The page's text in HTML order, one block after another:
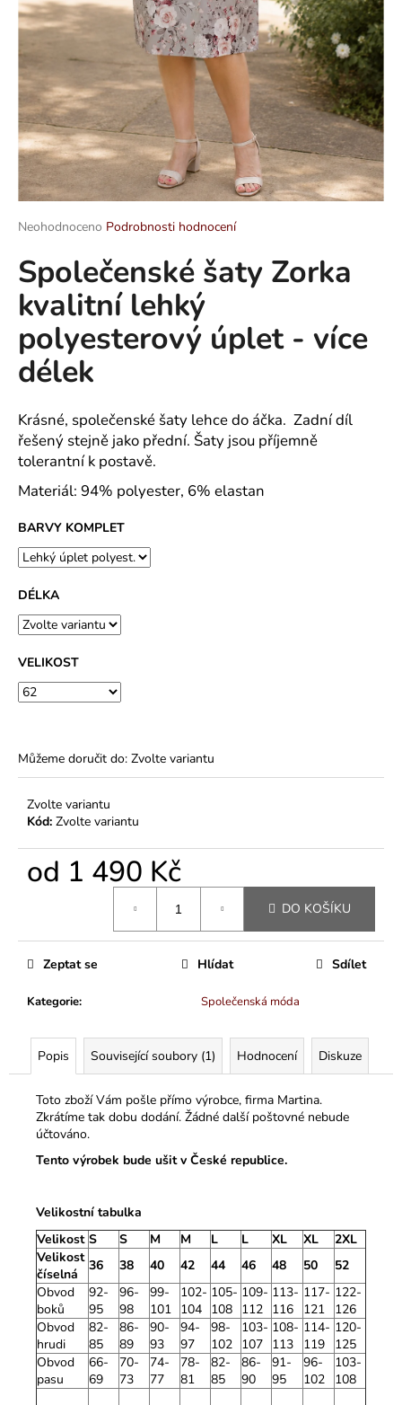
Průměrné
produktu
je
0,0
z
hvězdiček.
Neohodnoceno Podrobnosti hodnocení
Společenské šaty Zorka
kvalitní lehký
polyesterový úplet - více
délek
Krásné, společenské šaty lehce do áčka. Zadní díl
řešený stejně jako přední. Šaty jsou příjemně
tolerantní k postavě.
Materiál: 94% polyester, 6% elastan
BARVY KOMPLET
DÉLKA
VELIKOST
Můžeme doručit do: Zvolte variantu
Zvolte variantu
Kód: Zvolte variantu
od 1 490 Kč
DO KOŠÍKU
Kategorie: Společenská móda
Zeptat se Hlídat Sdílet
Popis Související soubory (1) Hodnocení Diskuze
Toto zboží Vám pošle přímo výrobce, firma Martina.
Zkrátíme tak dobu dodání. Žádné další poštovné nebude
účtováno.
Tento výrobek bude ušit v České republice.
Velikostní tabulka
Velikost S S M M L L XL XL
2XL
Velikost
číselná
36 38 40 42 44 46 48 50
52
Obvod
boků
92-
95
96-
98
99-
101
102-
104
105-
108
109-
112
113-
116
117-
121
122-
126
Obvod
hrudi
82-
85
86-
89
90-
93
94-
97
98-
102
103-
107
108-
113
114-
119
120-
125
Obvod
pasu
66-
69
70-
73
74-
77
78-
81
82-
85
86-
90
91-
95
96-
102
103-
108
a
j
í
t
?
D
o
o
r
u
u
j
e
m
e
NAŽEHLOVAČKA
DOPRAVNÍ
PROSTŘEDKY
L400167
29
Kč